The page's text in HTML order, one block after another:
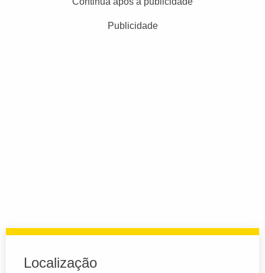
Publicidade
Localização